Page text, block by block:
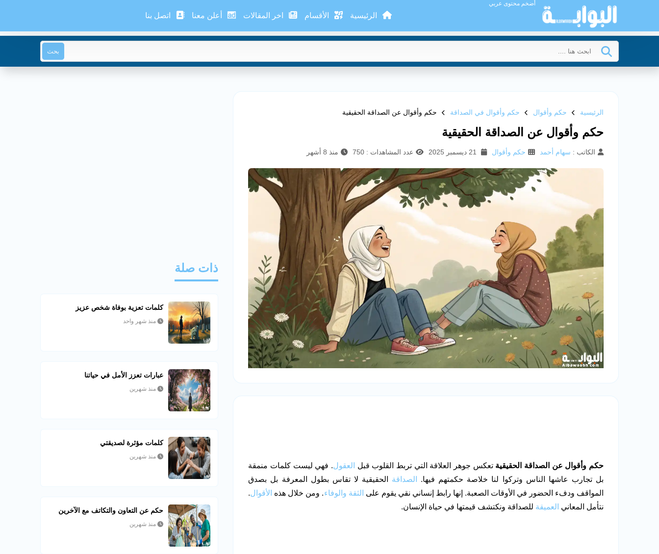
أضخم محتوى عربي
الرئيسية الأقسام اخر المقالات أعلن معنا اتصل بنا
بحث
الرئيسية حكم وأقوال حكم وأقوال في الصداقة حكم وأقوال عن الصداقة الحقيقية
حكم وأقوال عن الصداقة الحقيقية
الكاتب : سهام أحمد حكم وأقوال عدد المشاهدات : 750 منذ 8 أشهر
حكم وأقوال عن الصداقة الحقيقيةتعكس جوهر العلاقة التي تربط القلوب قبل العقول. فهي ليست كلمات منمقة
بل تجارب عاشها الناس وتركوا لنا خلاصة حكمتهم فيها.
الصداقة الحقيقية لا تقاس بطول المعرفة بل بصدق
المواقف ودفء الحضور في الأوقات الصعبة. إنها رابط إنساني نقي يقوم على الثقة والوفاء. ومن خلال هذه الأقوال.
نتأمل المعاني العميقة للصداقة ونكتشف قيمتها في حياة الإنسان.
ذات صلة
كلمات تعزية بوفاة شخص عزيز
منذ شهر واحد
عبارات تعزز الأمل في حياتنا
منذ شهرين
كلمات مؤثرة لصديقتي
منذ شهرين
حكم عن التعاون والتكاتف مع الآخرين
منذ شهرين